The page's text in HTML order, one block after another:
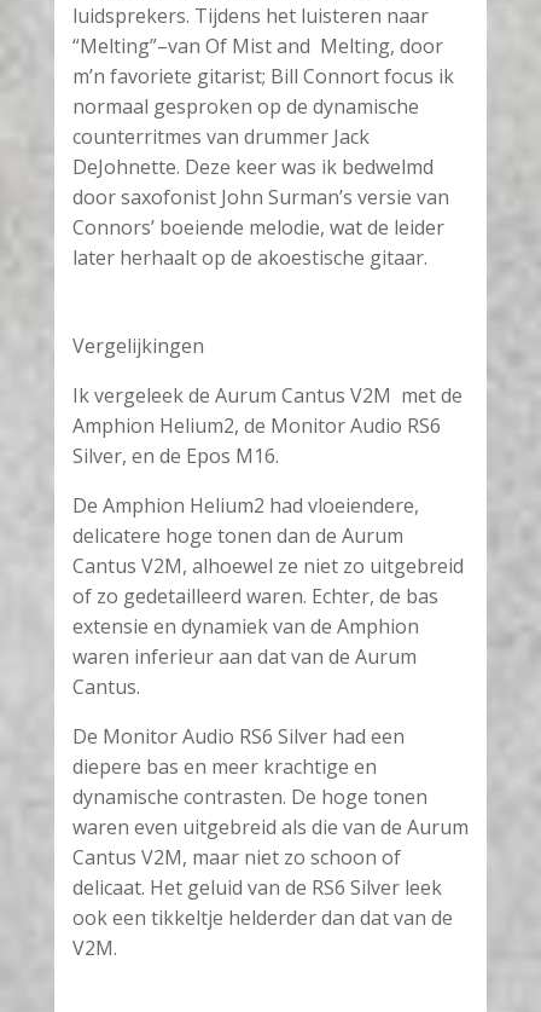
luidsprekers. Tijdens het luisteren naar
“Melting”–van Of Mist and Melting, door
m’n favoriete gitarist; Bill Connort focus ik
normaal gesproken op de dynamische
counterritmes van drummer Jack
DeJohnette. Deze keer was ik bedwelmd
door saxofonist John Surman’s versie van
Connors’ boeiende melodie, wat de leider
later herhaalt op de akoestische gitaar.
Vergelijkingen
Ik vergeleek de Aurum Cantus V2M met de
Amphion Helium2, de Monitor Audio RS6
Silver, en de Epos M16.
De Amphion Helium2 had vloeiendere,
delicatere hoge tonen dan de Aurum
Cantus V2M, alhoewel ze niet zo uitgebreid
of zo gedetailleerd waren. Echter, de bas
extensie en dynamiek van de Amphion
waren inferieur aan dat van de Aurum
Cantus.
De Monitor Audio RS6 Silver had een
diepere bas en meer krachtige en
dynamische contrasten. De hoge tonen
waren even uitgebreid als die van de Aurum
Cantus V2M, maar niet zo schoon of
delicaat. Het geluid van de RS6 Silver leek
ook een tikkeltje helderder dan dat van de
V2M.